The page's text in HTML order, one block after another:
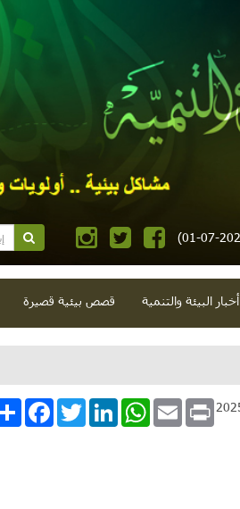
أخبار البيئة والتنمية قصص بيئية قصيرة
انشر
FacebookTwitterLinkedInWhatsApp Email Print